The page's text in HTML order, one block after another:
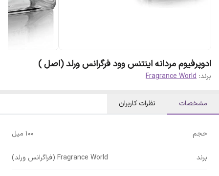
ادوپرفیوم مردانه اینتنس وود فرگرانس ورلد (اصل )
برند: Fragrance World
مشخصات نظرات کاربران
حجم 100 میل
برند Fragrance World (فراگرانس ورلد)